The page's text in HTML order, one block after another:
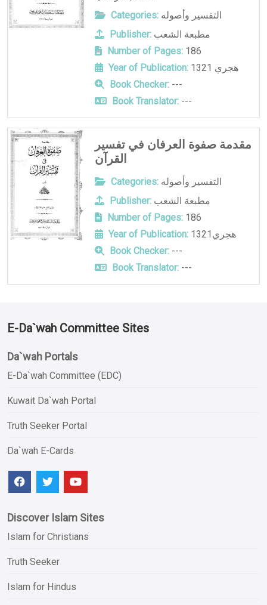
Categories: التفسير وأصوله
Publisher: مطبعة الشعب
Number of Pages:186
Year of Publication:
1321 هجري
Book Checker:---
Book Translator:---
مقدمة صفوة العرفان في تفسير
القرآن
Categories: التفسير وأصوله
Publisher: مطبعة الشعب
Number of Pages:186
Year of Publication:
1321هجري
Book Checker:---
Book Translator:---
E-Da`wah Committee Sites
Da`wah Portals
E-Da`wah Committee (EDC)
Kuwait Da`wah Portal
Truth Seeker Portal
Da`wah E-Cards
Discover Islam Sites
Islam for Christians
Truth Seeker
Islam for Hindus